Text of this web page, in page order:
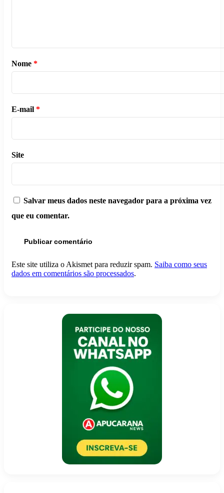
Nome *
E-mail *
Site
Salvar meus dados neste navegador para a próxima vez
que eu comentar.
Este site utiliza o Akismet para reduzir spam. Saiba como seus
dados em comentários são processados.